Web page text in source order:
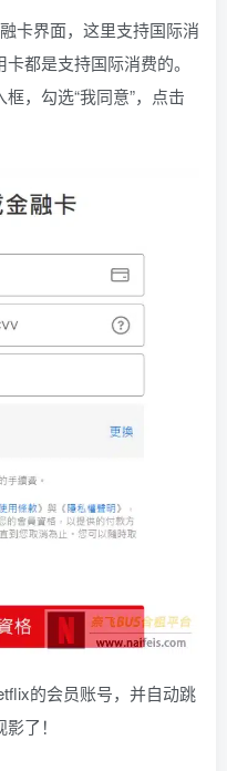
卡界面，这里支持国际消
都是支持国际消费的。
，勾选“我同意”，点击
的会员账号，并自动跳
了！